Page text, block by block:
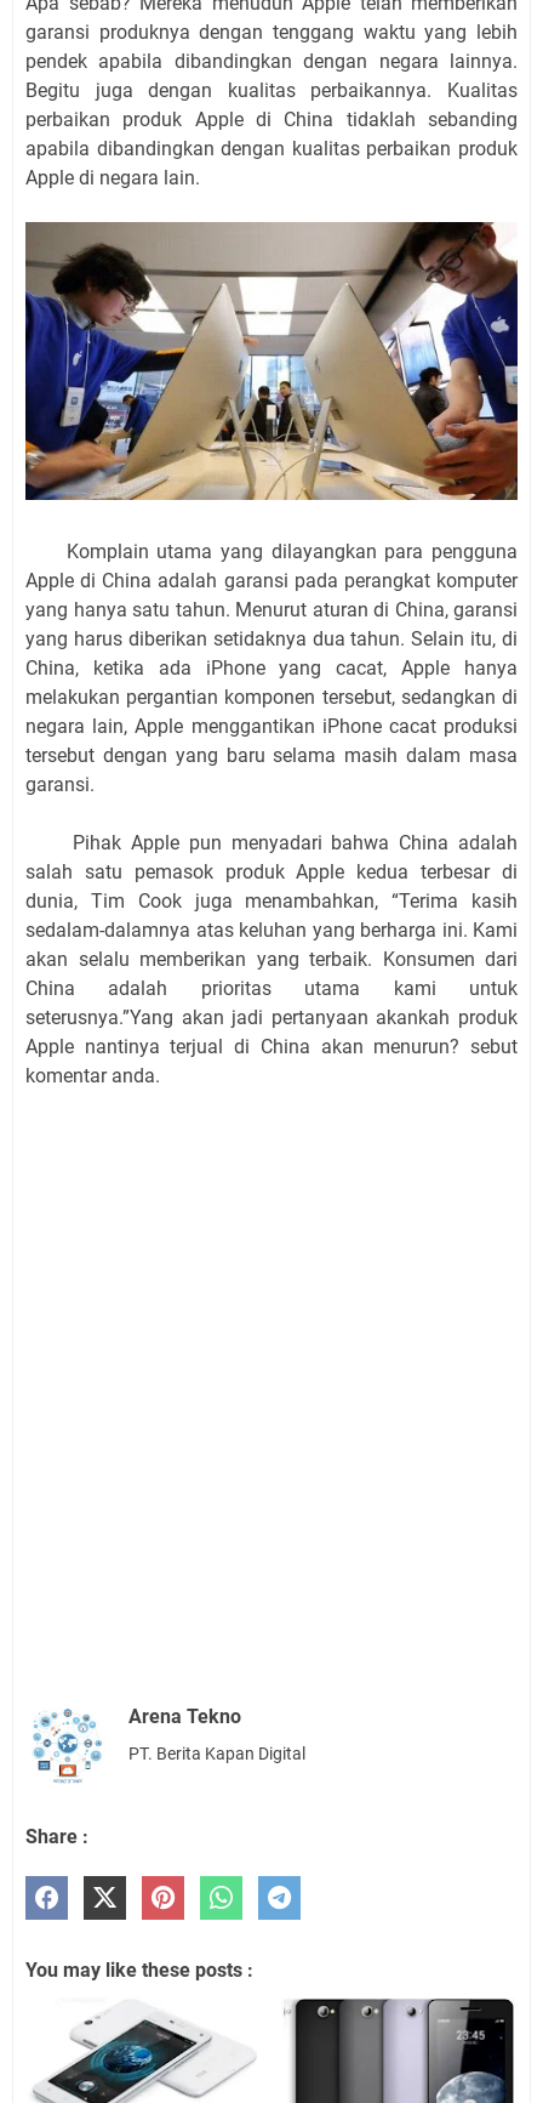
garansi produknya dengan tenggang waktu yang lebih
pendek apabila dibandingkan dengan negara lainnya.
Begitu juga dengan kualitas perbaikannya. Kualitas
perbaikan produk Apple di China tidaklah sebanding
apabila dibandingkan dengan kualitas perbaikan produk
Apple di negara lain.
Komplain utama yang dilayangkan para pengguna
Apple di China adalah garansi pada perangkat komputer
yang hanya satu tahun. Menurut aturan di China, garansi
yang harus diberikan setidaknya dua tahun. Selain itu, di
China, ketika ada iPhone yang cacat, Apple hanya
melakukan pergantian komponen tersebut, sedangkan di
negara lain, Apple menggantikan iPhone cacat produksi
tersebut dengan yang baru selama masih dalam masa
garansi.
Pihak Apple pun menyadari bahwa China adalah
salah satu pemasok produk Apple kedua terbesar di
dunia, Tim Cook juga menambahkan, “Terima kasih
sedalam-dalamnya atas keluhan yang berharga ini. Kami
akan selalu memberikan yang terbaik. Konsumen dari
China adalah prioritas utama kami untuk
seterusnya.”Yang akan jadi pertanyaan akankah produk
Apple nantinya terjual di China akan menurun? sebut
komentar anda.
Arena Tekno
PT. Berita Kapan Digital
Share :
You may like these posts :